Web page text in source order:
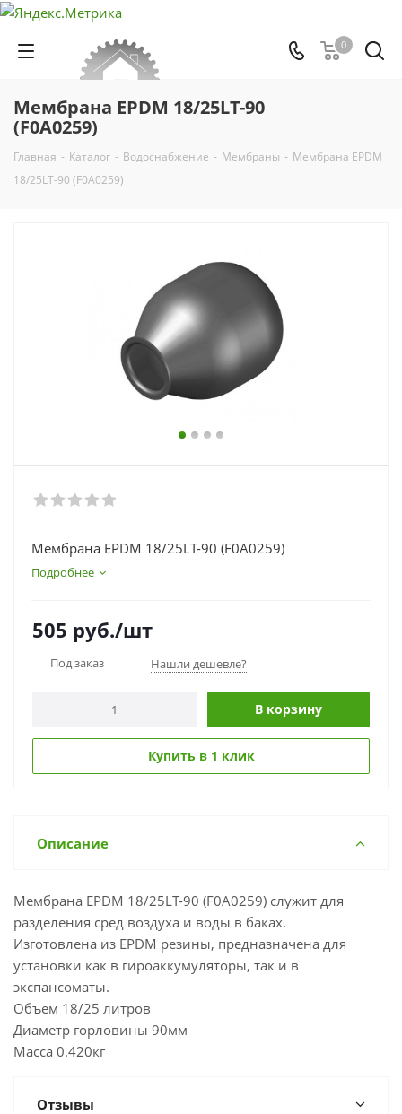
0
Мембрана EPDM 18/25LT-90
(F0A0259)
Главная - Каталог - Водоснабжение - Мембраны - Мембрана EPDM
18/25LT-90 (F0A0259)
Мембрана EPDM 18/25LT-90 (F0A0259)
Подробнее
505 руб./шт
Под заказ Нашли дешевле?
В корзину
Купить в 1 клик
Описание
Мембрана EPDM 18/25LT-90 (F0A0259) служит для
разделения сред воздуха и воды в баках.
Изготовлена из EPDM резины, предназначена для
установки как в гироаккумуляторы, так и в
экспансоматы.
Объем 18/25 литров
Диаметр горловины 90мм
Масса 0.420кг
Отзывы